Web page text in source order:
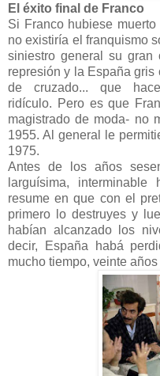
El éxito final de Franco
Si Franco hubiese
no existiría el franquismo
siniestro general su gran
represión y la España
de cruzado... que
ridículo. Pero es que
magistrado de moda- no
1955. Al general le
1975.
Antes de los años
larguísima,
resume en que con el
primero lo destruyes y
habían alcanzado los
decir, España habá
mucho tiempo, veinte